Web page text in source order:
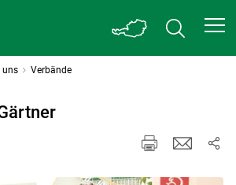
uns Verbände